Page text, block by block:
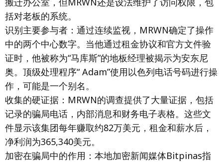
括对老板的系统。
识别主要参与者：通过连续监视，MRWN确定了操作
中的两个中心数字。当他通过租金协议和官方文件验
证时，他被称为“马库斯”的地板经理被揭示为安东尼
奥。顶级处理程序“ Adam”使用以色列电话号码进行操
作，可能是一个别名。
收集的硬证据：MRWN的调查提供了大量证据，包括
记录的骗局电话，内部消息和财务电子表格。这些文
件显示该集团每年赚取约82万美元，租金和薪水后，
净利润为365,340美元。
加密在骗局中的作用：本地加密新闻媒体Bitpinas指